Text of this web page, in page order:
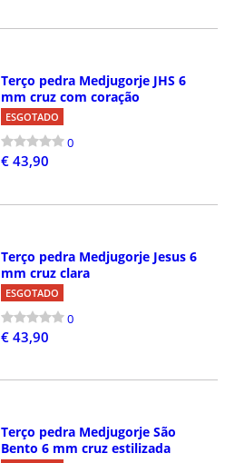
Terço pedra Medjugorje JHS 6
mm cruz com coração
ESGOTADO
0
€ 43,90
Terço pedra Medjugorje Jesus 6
mm cruz clara
ESGOTADO
0
€ 43,90
Terço pedra Medjugorje São
Bento 6 mm cruz estilizada